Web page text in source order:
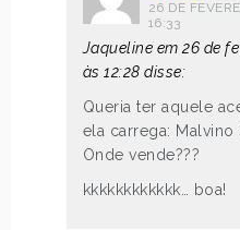
26 DE
16:33
Jaqueline em 26 de
às 12:28 disse:
Queria ter aquele
ela carrega: Malvino
Onde vende???
kkkkkkkkkkkk… boa!